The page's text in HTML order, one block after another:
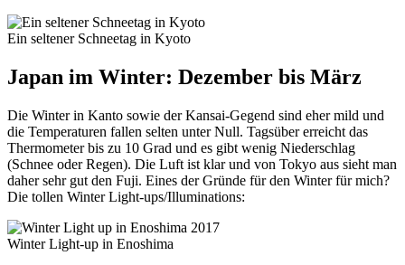
Ein seltener Schneetag in Kyoto
Japan im Winter: Dezember bis März
Die Winter in Kanto sowie der Kansai-Gegend sind eher mild und
die Temperaturen fallen selten unter Null. Tagsüber erreicht das
Thermometer bis zu 10 Grad und es gibt wenig Niederschlag
(Schnee oder Regen). Die Luft ist klar und von Tokyo aus sieht man
daher sehr gut den Fuji. Eines der Gründe für den Winter für mich?
Die tollen Winter Light-ups/Illuminations:
Winter Light-up in Enoshima